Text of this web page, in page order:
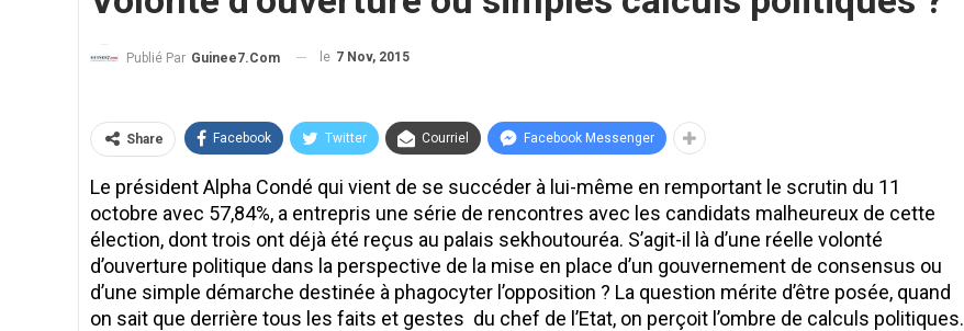
Publié Par Guinee7.com le 7 Nov, 2015
Share Facebook Twitter Courriel Facebook Messenger
Le président Alpha Condé qui vient de se succéder à lui-même en remportant le scrutin du 11
octobre avec 57,84%, a entrepris une série de rencontres avec les candidats malheureux de cette
élection, dont trois ont déjà été reçus au palais sekhoutouréa. S’agit-il là d’une réelle volonté
d’ouverture politique dans la perspective de la mise en place d’un gouvernement de consensus ou
d’une simple démarche destinée à phagocyter l’opposition ? La question mérite d’être posée, quand
on sait que derrière tous les faits et gestes du chef de l’Etat, on perçoit l’ombre de calculs politiques.